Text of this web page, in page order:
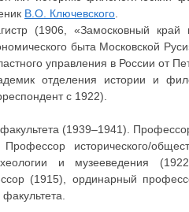
В.О. Ключевского
(1906, «Замосковный
быта Московской
управления в России от
отделения истории и
с 1922).
(1939–1941).
исторического/
и музееведения
(1915), ординарный